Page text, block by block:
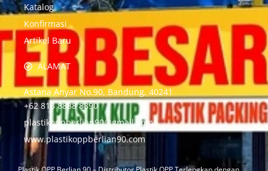
Katalog
Konfirmasi
Artikel Baru
ALAMAT
Astana Anyar No.90, Bandung, 40241
+62 813 8888 8890
plastikoppberlian90@gmail.com
www.plastikoppberlian90.com